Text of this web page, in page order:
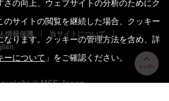
情報保護
当サイトについて
© MSF Japan
トップへ
さの向上、ウェブサイトの分析のためにク
のサイトの閲覧を継続した場合、クッキー
なります。クッキーの管理方法を含め、詳
ーについて 」をご確認ください。